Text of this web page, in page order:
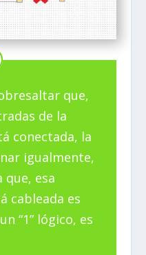
que,
de la
conectada, la
igualmente,
que, esa
cableada es
“1” lógico, es